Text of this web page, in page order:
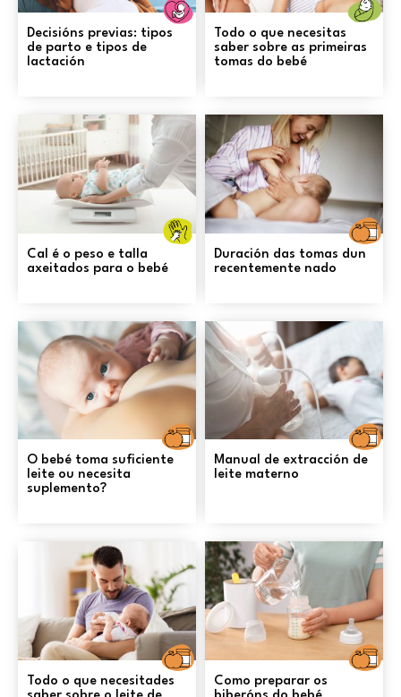
Embarazo
Decisións previas: tipos
de parto e tipos de
lactación
Todo o que necesitas
saber sobre as primeiras
tomas do bebé
Coidados
xerais e
prevención
Cal é o peso e talla
axeitados para o bebé
Duración das tomas dun
recentemente nado
Alimentación
O bebé toma suficiente
leite ou necesita
suplemento?
Manual de extracción de
leite materno
Alimentación
Todo o que necesitades
Como preparar os